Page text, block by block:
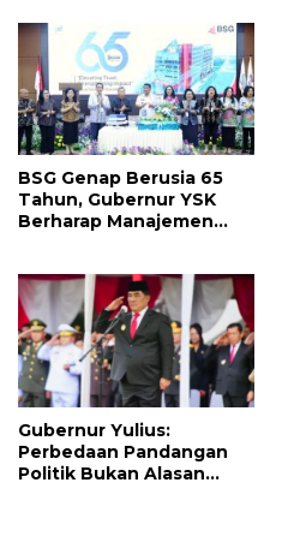
BSG Genap Berusia 65
Tahun, Gubernur YSK
Berharap Manajemen
Gubernur Yulius:
Perbedaan Pandangan
Politik Bukan Alasan